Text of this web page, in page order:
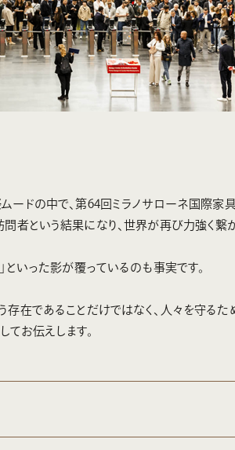
ドの中で、第64回ミラノサローネ国際家
者という結果になり、世界が再び力強く繋
といった影が覆っているのも事実です。
在であることだけではなく、人々を守る
てお伝えします。